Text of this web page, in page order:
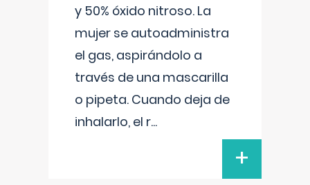
y 50% óxido nitroso. La
mujer se autoadministra
el gas, aspirándolo a
través de una mascarilla
o pipeta. Cuando deja de
inhalarlo, el r...
+